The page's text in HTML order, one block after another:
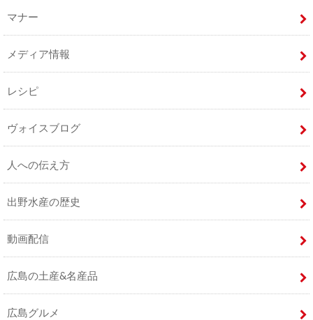
マナー
メディア情報
レシピ
ヴォイスブログ
人への伝え方
出野水産の歴史
動画配信
広島の土産&名産品
広島グルメ